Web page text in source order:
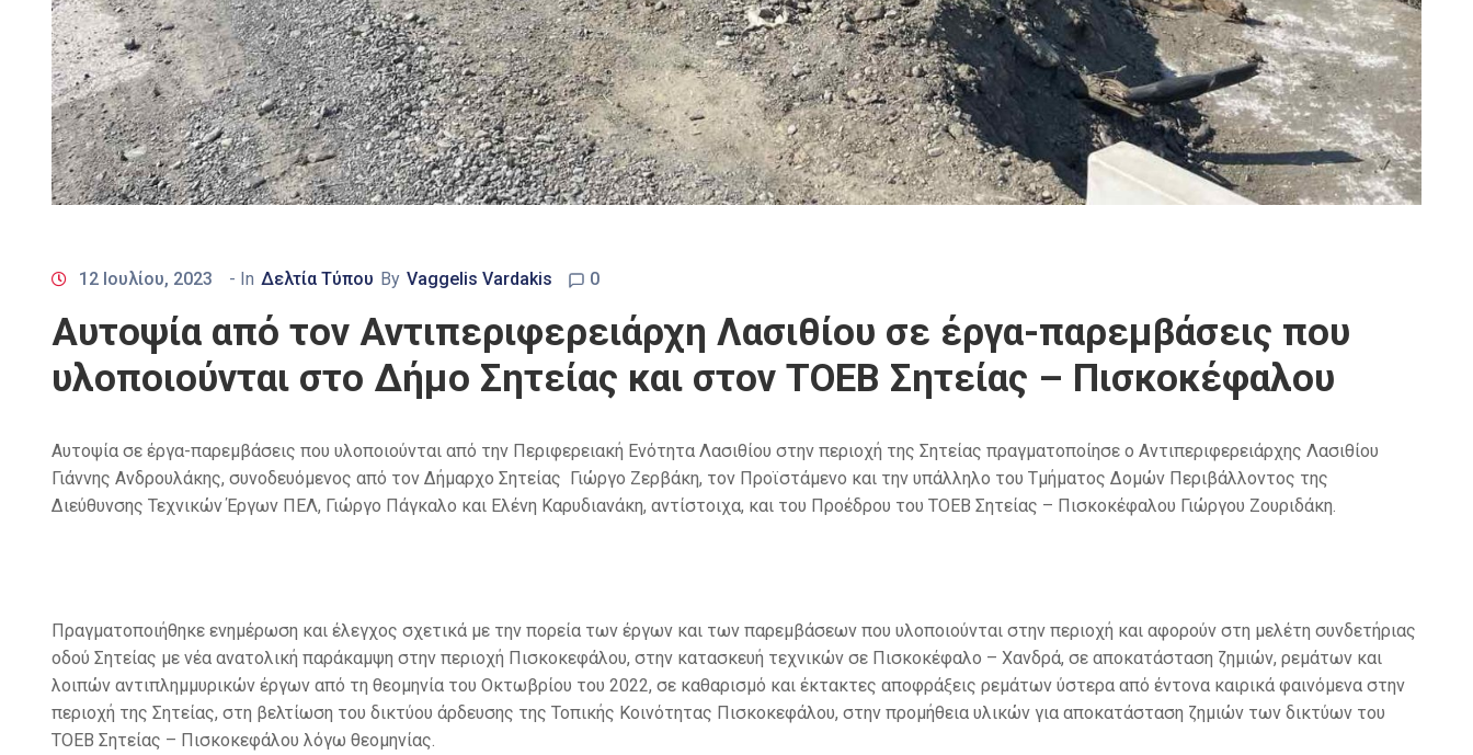
12 Ιουλίου, 2023 - In Δελτία Τύπου By Vaggelis Vardakis 0
Αυτοψία από τον Αντιπεριφερειάρχη Λασιθίου σε έργα-παρεμβάσεις που
υλοποιούνται στο Δήμο Σητείας και στον ΤΟΕΒ Σητείας – Πισκοκέφαλου
Αυτοψία σε έργα-παρεμβάσεις που υλοποιούνται από την Περιφερειακή Ενότητα Λασιθίου στην περιοχή της Σητείας πραγματοποίησε ο Αντιπεριφερειάρχης Λασιθίου
Γιάννης Ανδρουλάκης, συνοδευόμενος από τον Δήμαρχο Σητείας Γιώργο Ζερβάκη, τον Προϊστάμενο και την υπάλληλο του Τμήματος Δομών Περιβάλλοντος της
Διεύθυνσης Τεχνικών Έργων ΠΕΛ, Γιώργο Πάγκαλο και Ελένη Καρυδιανάκη, αντίστοιχα, και του Προέδρου του ΤΟΕΒ Σητείας – Πισκοκέφαλου Γιώργου Ζουριδάκη.
Πραγματοποιήθηκε ενημέρωση και έλεγχος σχετικά με την πορεία των έργων και των παρεμβάσεων που υλοποιούνται στην περιοχή και αφορούν στη μελέτη συνδετήριας
οδού Σητείας με νέα ανατολική παράκαμψη στην περιοχή Πισκοκεφάλου, στην κατασκευή τεχνικών σε Πισκοκέφαλο – Χανδρά, σε αποκατάσταση ζημιών, ρεμάτων και
λοιπών αντιπλημμυρικών έργων από τη θεομηνία του Οκτωβρίου του 2022, σε καθαρισμό και έκτακτες αποφράξεις ρεμάτων ύστερα από έντονα καιρικά φαινόμενα στην
περιοχή της Σητείας, στη βελτίωση του δικτύου άρδευσης της Τοπικής Κοινότητας Πισκοκεφάλου, στην προμήθεια υλικών για αποκατάσταση ζημιών των δικτύων του
ΤΟΕΒ Σητείας – Πισκοκεφάλου λόγω θεομηνίας.